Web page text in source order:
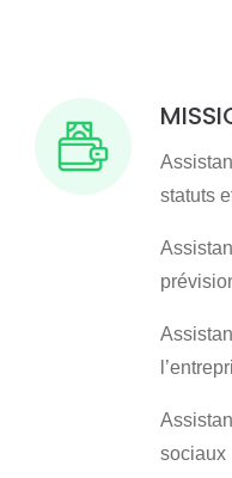
statuts
sociaux